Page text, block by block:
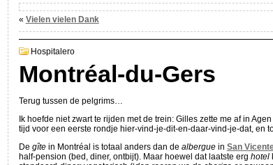
« Vielen vielen Dank
Hospitalero
Montréal-du-Gers
Terug tussen de pelgrims…
Ik hoefde niet zwart te rijden met de trein: Gilles zette me af in
tijd voor een eerste rondje hier-vind-je-dit-en-daar-vind-je-dat, en
De gîtein Montréal is totaal anders dan de alberguein San
half-pension (bed, diner, ontbijt). Maar hoewel dat laatste erg hotel